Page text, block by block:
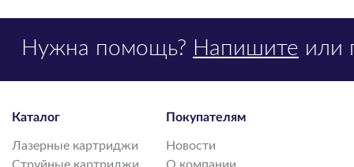
Нужна помощь? Напишите или
Каталог
Лазерные картриджи
Покупателям
Новости